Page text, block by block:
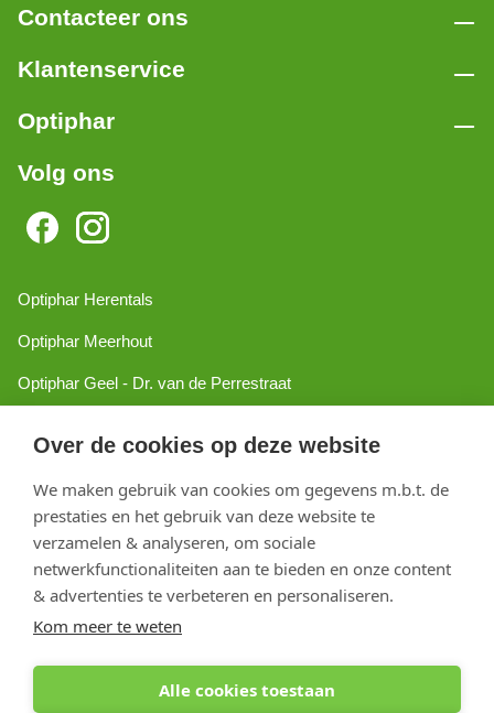
Over de cookies op deze website
We maken gebruik van cookies om gegevens m.b.t. de
prestaties en het gebruik van deze website te
verzamelen & analyseren, om sociale
netwerkfunctionaliteiten aan te bieden en onze content
& advertenties te verbeteren en personaliseren.
Kom meer te weten
Alle cookies toestaan
Contacteer ons
Klantenservice
Optiphar
Volg ons
Optiphar Herentals
Optiphar Meerhout
Optiphar Geel - Dr. van de Perrestraat
Optiphar Mol
Copyright 2026 optiphar.com. Alle rechten voorbehouden